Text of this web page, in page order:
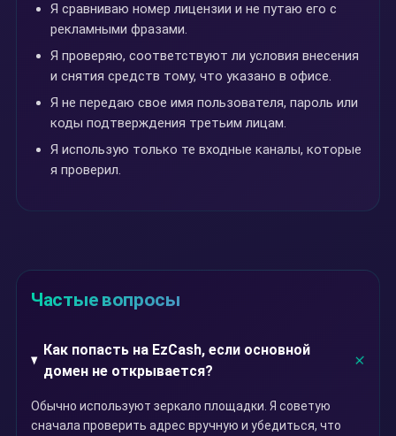
Я сравниваю номер лицензии и не путаю его с
рекламными фразами.
Я проверяю, соответствуют ли условия внесения
и снятия средств тому, что указано в офисе.
Я не передаю свое имя пользователя, пароль или
коды подтверждения третьим лицам.
Я использую только те входные каналы, которые
я проверил.
Частые вопросы
Как попасть на EzCash, если основной
домен не открывается?
Обычно используют зеркало площадки. Я советую
сначала проверить адрес вручную и убедиться, что